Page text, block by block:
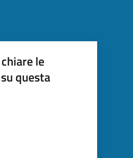
le
questa